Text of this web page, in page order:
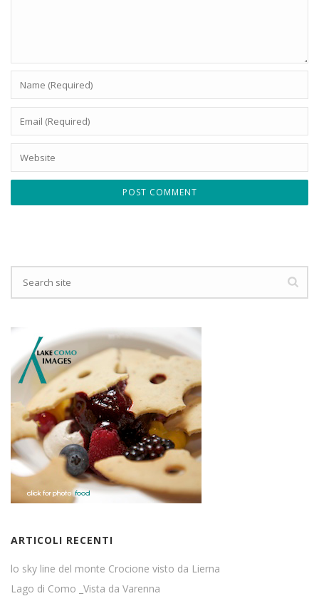
ARTICOLI RECENTI
lo sky line del monte Crocione visto da Lierna
Lago di Como _Vista da Varenna